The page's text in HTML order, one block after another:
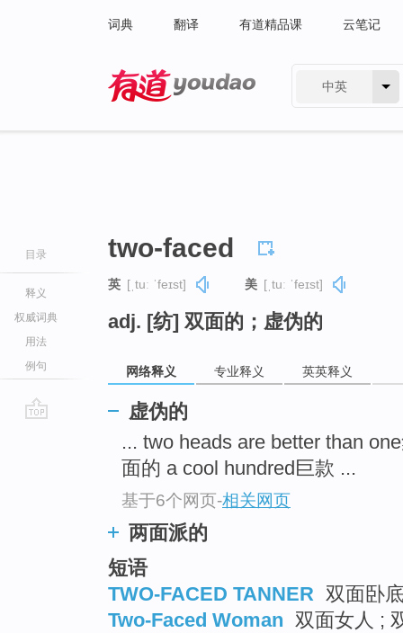
词典 翻译 有道精品课 云笔记
中英
目录
释义
权威词典
用法
例句
two-faced
英 [ˌtuː ˈfeɪst] 美 [ˌtuː ˈfeɪst]
adj. [纺] 双面的；虚伪的
网络释义 专业释义 英英释义
虚伪的
... two heads are better than
面的 a cool hundred巨款 ...
基于6个网页-相关网页
两面派的
短语
TWO-FACED TANNER 双面卧
Two-Faced Woman 双面女人 ;